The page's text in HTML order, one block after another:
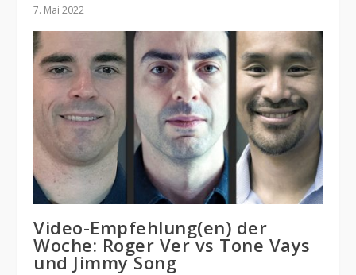
7. Mai 2022
Video-Empfehlung(en) der
Woche: Roger Ver vs Tone Vays
und Jimmy Song